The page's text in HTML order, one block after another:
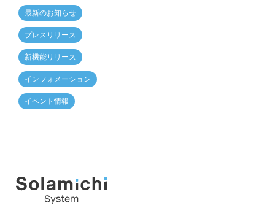
最新のお知らせ
プレスリリース
新機能リリース
インフォメーション
イベント情報